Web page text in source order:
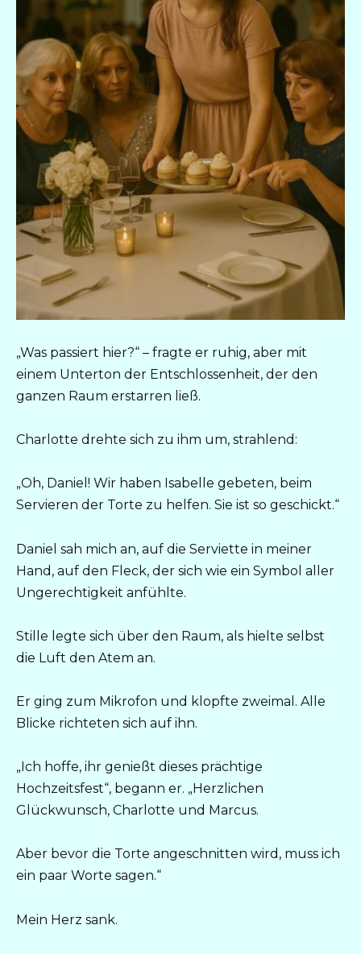
„Was passiert hier?“ – fragte er ruhig, aber mit
einem Unterton der Entschlossenheit, der den
ganzen Raum erstarren ließ.
Charlotte drehte sich zu ihm um, strahlend:
„Oh, Daniel! Wir haben Isabelle gebeten, beim
Servieren der Torte zu helfen. Sie ist so geschickt.“
Daniel sah mich an, auf die Serviette in meiner
Hand, auf den Fleck, der sich wie ein Symbol aller
Ungerechtigkeit anfühlte.
Stille legte sich über den Raum, als hielte selbst
die Luft den Atem an.
Er ging zum Mikrofon und klopfte zweimal. Alle
Blicke richteten sich auf ihn.
„Ich hoffe, ihr genießt dieses prächtige
Hochzeitsfest“, begann er. „Herzlichen
Glückwunsch, Charlotte und Marcus.
Aber bevor die Torte angeschnitten wird, muss ich
ein paar Worte sagen.“
Mein Herz sank.